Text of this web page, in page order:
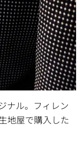
ナル。フィレン
地屋で購入した